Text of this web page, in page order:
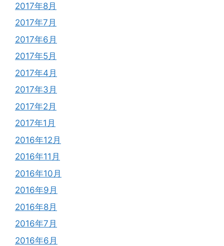
2017年8月
2017年7月
2017年6月
2017年5月
2017年4月
2017年3月
2017年2月
2017年1月
2016年12月
2016年11月
2016年10月
2016年9月
2016年8月
2016年7月
2016年6月